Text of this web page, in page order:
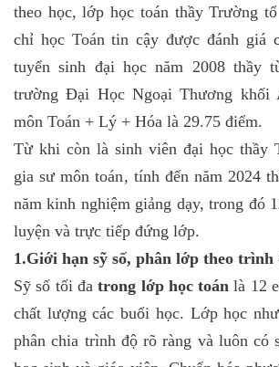
theo học, lớp học toán thầy Trường
chỉ học Toán tin cậy được đánh giá
tuyển sinh đại học năm 2008 thầy
trường Đại Học Ngoại Thương khối
môn Toán + Lý + Hóa là 29.75 điểm.
Từ khi còn là sinh viên đại học thầy
gia sư môn toán, tính đến năm 2024
năm kinh nghiệm giảng dạy, trong đó
luyện và trực tiếp đứng lớp.
1.Giới hạn sỹ số, phân lớp theo trình
Sỹ số tối đatrong lớp học toánlà 12
chất lượng các buổi học. Lớp học
phân chia trình độ rõ ràng và luôn có